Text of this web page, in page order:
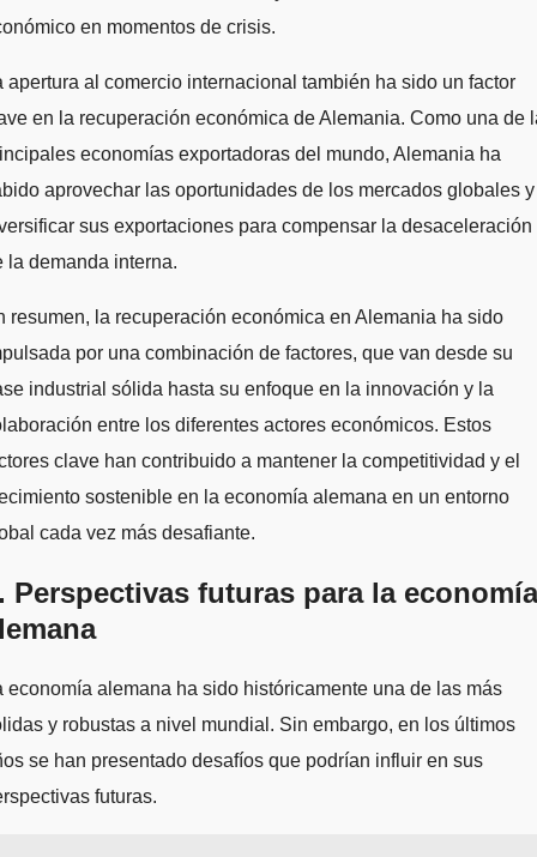
en momentos de crisis.
apertura al comercio internacional también ha sido un factor
en la recuperación económica de Alemania. Como una de
economías exportadoras del mundo, Alemania ha
aprovechar las oportunidades de los mercados globales y
sus exportaciones para compensar la desaceleración
la demanda interna.
resumen, la recuperación económica en Alemania ha sido
por una combinación de factores, que van desde su
industrial sólida hasta su enfoque en la innovación y la
entre los diferentes actores económicos. Estos
clave han contribuido a mantener la competitividad y el
sostenible en la economía alemana en un entorno
cada vez más desafiante.
Perspectivas futuras para la economía
economía alemana ha sido históricamente una de las más
y robustas a nivel mundial. Sin embargo, en los últimos
se han presentado desafíos que podrían influir en sus
futuras.